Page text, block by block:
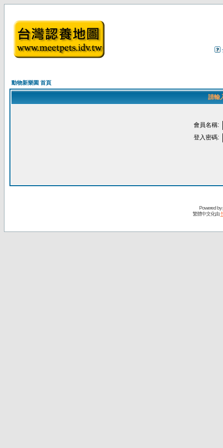
動物新樂園 首頁
請輸
會員名稱:
登入密碼:
Powered by
繁體中文化由